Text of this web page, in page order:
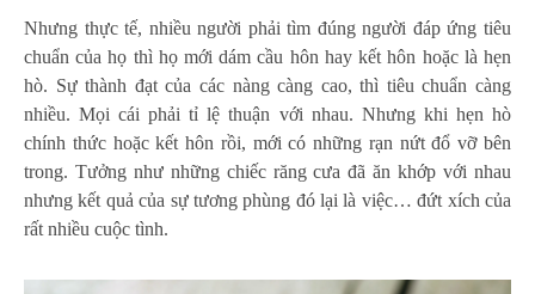
Nhưng thực tế, nhiều người phải tìm đúng người đáp ứng tiêu
chuẩn của họ thì họ mới dám cầu hôn hay kết hôn hoặc là hẹn
hò. Sự thành đạt của các nàng càng cao, thì tiêu chuẩn càng
nhiều. Mọi cái phải tỉ lệ thuận với nhau. Nhưng khi hẹn hò
chính thức hoặc kết hôn rồi, mới có những rạn nứt đổ vỡ bên
trong. Tưởng như những chiếc răng cưa đã ăn khớp với nhau
nhưng kết quả của sự tương phùng đó lại là việc… đứt xích của
rất nhiều cuộc tình.